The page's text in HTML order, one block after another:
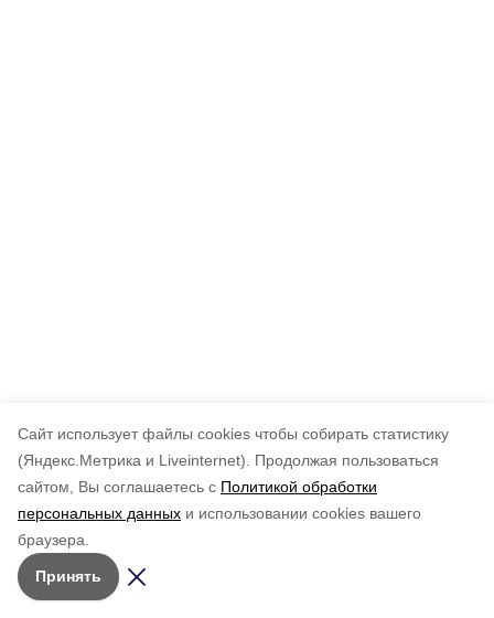
Cайт использует файлы cookies чтобы собирать статистику
(Яндекс.Метрика и Liveinternet).
Продолжая пользоваться
сайтом, Вы соглашаетесь с Политикой обработки
персональных данных и использовании cookies вашего
браузера.
Принять